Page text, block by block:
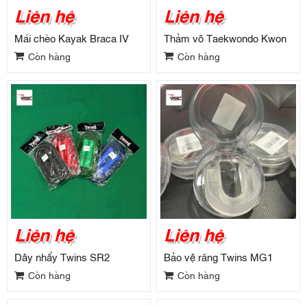
Liên hệ
Mái chèo Kayak Braca IV
Còn hàng
Liên hệ
Thảm võ Taekwondo Kwon
Còn hàng
Liên hệ
Dây nhẩy Twins SR2
Còn hàng
Liên hệ
Bảo vệ răng Twins MG1
Còn hàng